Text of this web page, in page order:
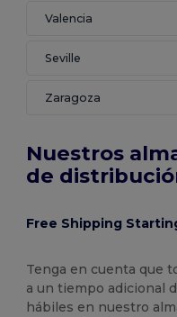
Valencia
Seville
Zaragoza
Nuestros
de
Free Shipping
Tenga en cuenta que
a un tiempo adicional
hábiles en nuestro